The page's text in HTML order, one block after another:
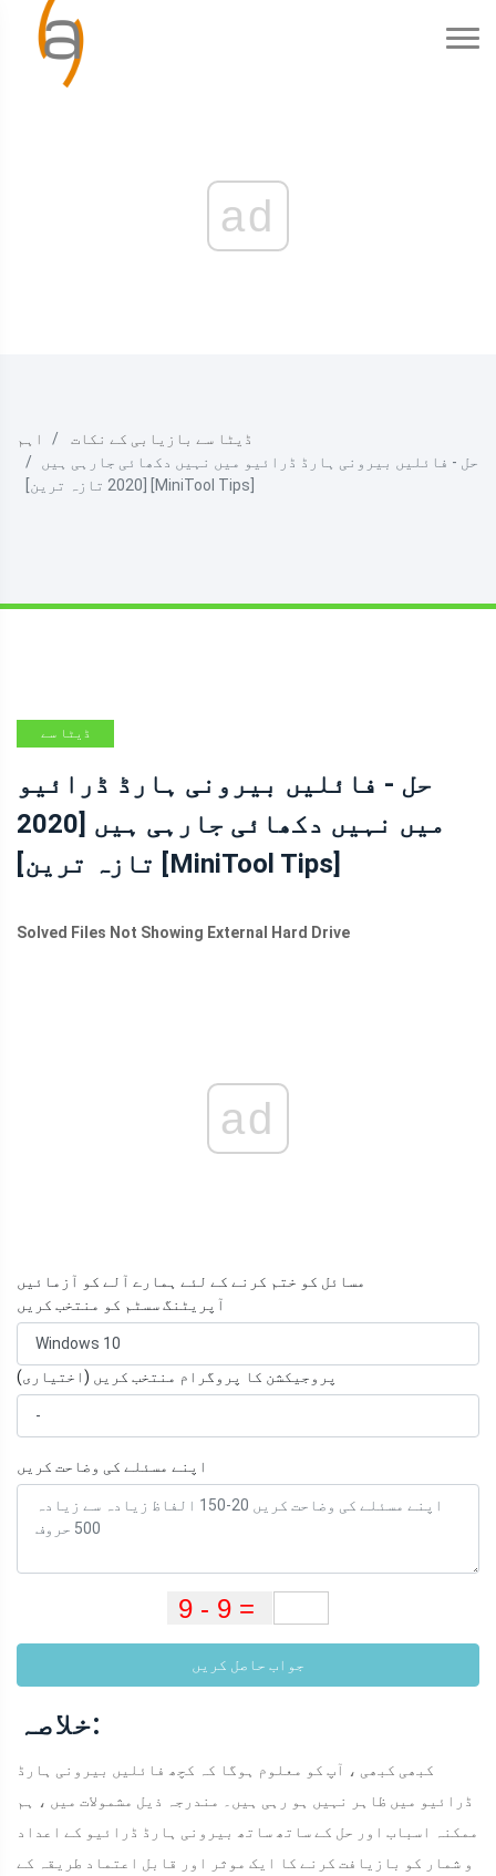
ad
اہم
ڈیٹا سے بازیابی کے نکات
حل - فائلیں بیرونی ہارڈ ڈرائیو میں نہیں دکھائی جارہی ہیں
[2020 تازہ ترین] [MiniTool Tips]
ڈیٹا سے
نکات
حل - فائلیں بیرونی ہارڈ ڈرائیو
میں نہیں دکھائی جارہی ہیں [2020
تازہ ترین] [MiniTool Tips]
Solved Files Not Showing External Hard Drive
ad
مسائل کو ختم کرنے کے لئے ہمارے آلے کو آزمائیں
آپریٹنگ سسٹم کو منتخب کریں
پروجیکشن کا پروگرام منتخب کریں (اختیاری)
اپنے مسئلے کی وضاحت کریں
جواب حاصل کریں
خلاصہ:
کبھی کبھی ، آپ کو معلوم ہوگا کہ کچھ فائلیں بیرونی ہارڈ
ڈرائیو میں ظاہر نہیں ہو رہی ہیں۔ مندرجہ ذیل مشمولات میں ، ہم
ممکنہ اسباب اور حل کے ساتھ ساتھ بیرونی ہارڈ ڈرائیو کے اعداد
و شمار کو بازیافت کرنے کا ایک موثر اور قابل اعتماد طریقہ کے